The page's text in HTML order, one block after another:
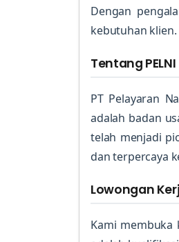
Dengan
kebutuhan klien.
Tentang PELNI
PT Pelayaran
adalah badan
telah menjadi
dan terpercaya
Lowongan
Kami membuka